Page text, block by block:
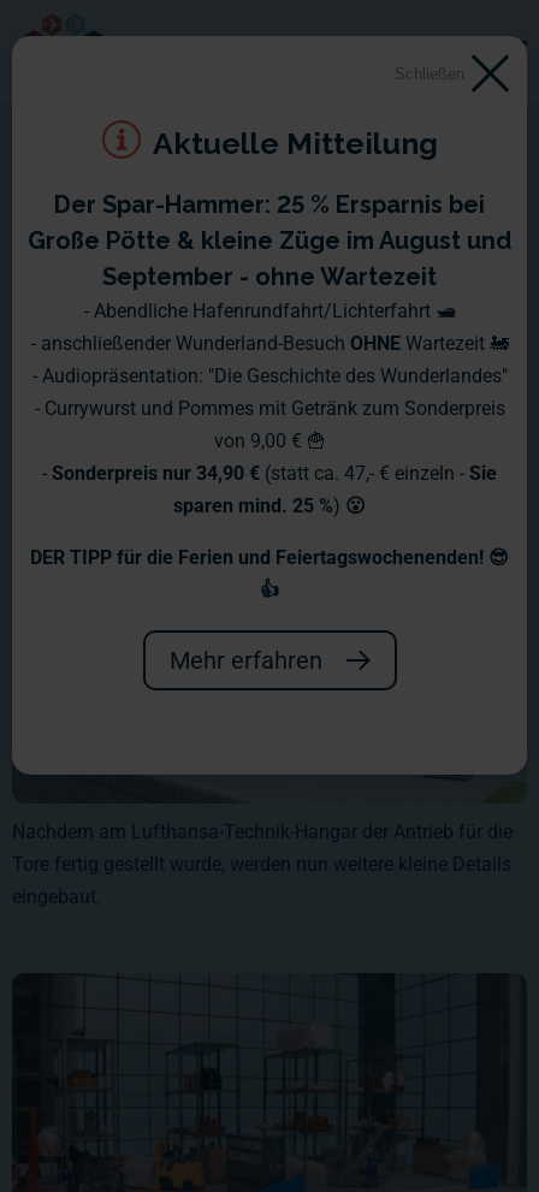
Montag, 24.01.2011, bis
Sonntag, 30.01.2011
Die Arbeiten im Flughafen-Abschnitt werden immer weiter
voran getrieben und es stehen nun immer mehr die kleinen
Details im Vordergrund.
Nachdem am Lufthansa-Technik-Hangar der Antrieb für die
Tore fertig gestellt wurde, werden nun weitere kleine Details
eingebaut.
Schließen
Aktuelle Mitteilung
Der Spar-Hammer: 25 % Ersparnis bei
Große Pötte & kleine Züge im August und
September - ohne Wartezeit
- Abendliche Hafenrundfahrt/Lichterfahrt 🛥️
- anschließender Wunderland-Besuch OHNE Wartezeit 🚂
- Audiopräsentation: "Die Geschichte des Wunderlandes"
- Currywurst und Pommes mit Getränk zum Sonderpreis
von 9,00 € 🍟
- Sonderpreis nur 34,90 € (statt ca. 47,- € einzeln - Sie
sparen mind. 25 %) 😮
DER TIPP für die Ferien und Feiertagswochenenden! 😎
👍
Mehr erfahren